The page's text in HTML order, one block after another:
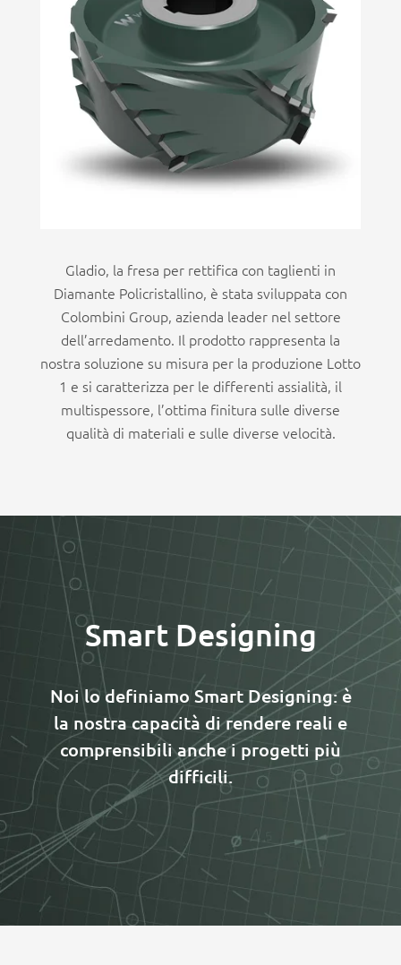
Gladio, la fresa per rettifica con taglienti in
Diamante Policristallino, è stata sviluppata con
Colombini Group, azienda leader nel settore
dell’arredamento. Il prodotto rappresenta la
nostra soluzione su misura per la produzione Lotto
1 e si caratterizza per le differenti assialità, il
multispessore, l’ottima finitura sulle diverse
qualità di materiali e sulle diverse velocità.
Smart Designing
Noi lo definiamo Smart Designing: è
la nostra capacità di rendere reali e
comprensibili anche i progetti più
difficili.